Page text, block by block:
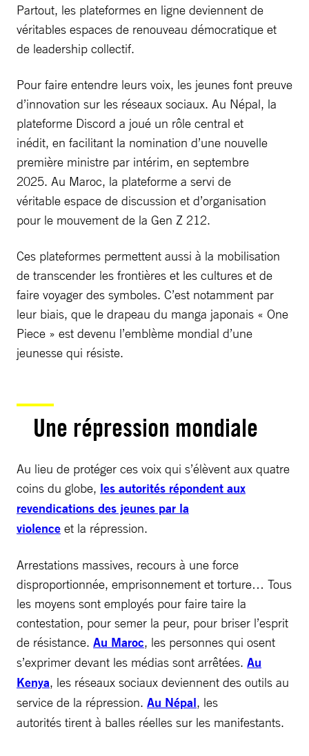
Partout, les plateformes en ligne deviennent de
véritables espaces de renouveau démocratique et
de leadership collectif.
Pour faire entendre leurs voix, les jeunes font preuve
d’innovation sur les réseaux sociaux. Au Népal, la
plateforme Discord a joué un rôle central et
inédit, en facilitant la nomination d’une nouvelle
première ministre par intérim, en septembre
2025. Au Maroc, la plateforme a servi de
véritable espace de discussion et d’organisation
pour le mouvement de la Gen Z 212.
Ces plateformes permettent aussi à la mobilisation
de transcender les frontières et les cultures et de
faire voyager des symboles. C’est notamment par
leur biais, que le drapeau du manga japonais « One
Piece » est devenu l’emblème mondial d’une
jeunesse qui résiste.
Une répression mondiale
Au lieu de protéger ces voix qui s’élèvent aux quatre
coins du globe, les autorités répondent aux
revendications des jeunes par la
violence et la répression.
Arrestations massives, recours à une force
disproportionnée, emprisonnement et torture… Tous
les moyens sont employés pour faire taire la
contestation, pour semer la peur, pour briser l’esprit
de résistance. Au Maroc, les personnes qui osent
s’exprimer devant les médias sont arrêtées. Au
Kenya, les réseaux sociaux deviennent des outils au
service de la répression. Au Népal, les
autorités tirent à balles réelles sur les manifestants.